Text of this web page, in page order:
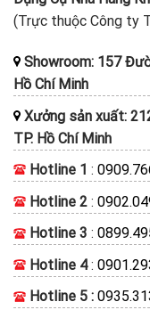
(Trực thuộc Công ty
Showroom: 157
Hồ Chí Minh
Xưởng sản xuất:
TP. Hồ Chí Minh
Hotline 1 :
Hotline 2 :
Hotline 3 :
Hotline 4:
Hotline 5 :